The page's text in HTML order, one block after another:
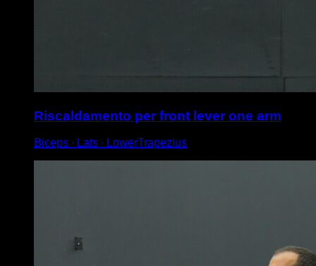
Riscaldamento per front lever one arm
Biceps ∙ Lats ∙ LowerTrapezius